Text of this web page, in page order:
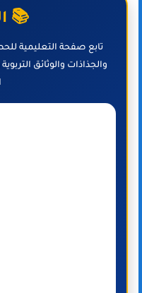
📚
تابع صفحة التعليمية
والجذاذات والوثائق